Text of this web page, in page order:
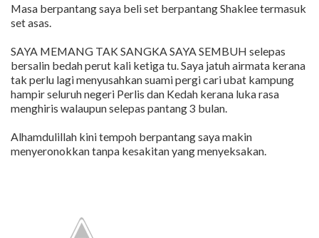
Masa berpantang saya beli set berpantang Shaklee termasuk
set asas.
SAYA MEMANG TAK SANGKA SAYA SEMBUH selepas
bersalin bedah perut kali ketiga tu. Saya jatuh airmata kerana
tak perlu lagi menyusahkan suami pergi cari ubat kampung
hampir seluruh negeri Perlis dan Kedah kerana luka rasa
menghiris walaupun selepas pantang 3 bulan.
Alhamdulillah kini tempoh berpantang saya makin
menyeronokkan tanpa kesakitan yang menyeksakan.